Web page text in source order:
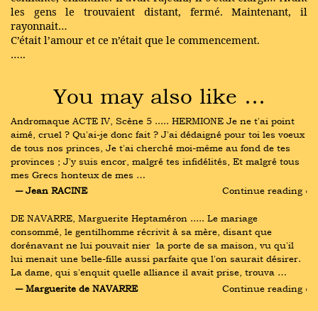
les gens le trouvaient distant, fermé. Maintenant, il
rayonnait…
C’était l’amour et ce n’était que le commencement.
…..
You may also like …
Andromaque ACTE IV, Scène 5 ..... HERMIONE Je ne t'ai point
aimé, cruel ? Qu'ai-je donc fait ? J'ai dédaigné pour toi les voeux
de tous nos princes, Je t'ai cherché moi-même au fond de tes
provinces ; J'y suis encor, malgré tes infidélités, Et malgré tous
mes Grecs honteux de mes …
― Jean RACINE
Continue reading ›
DE NAVARRE, Marguerite Heptaméron ..... Le mariage
consommé, le gentilhomme récrivit à sa mère, disant que
dorénavant ne lui pouvait nier  la porte de sa maison, vu qu'il
lui menait une belle-fille aussi parfaite que l'on saurait désirer.
La dame, qui s'enquit quelle alliance il avait prise, trouva …
― Marguerite de NAVARRE
Continue reading ›